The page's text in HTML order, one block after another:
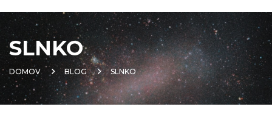
SLNKO
DOMOV BLOG SLNKO